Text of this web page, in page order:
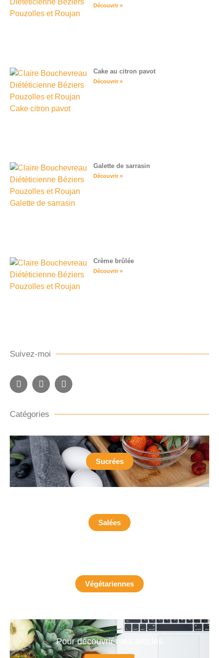
Découvrir »
Cake au citron pavot
Découvrir »
Galette de sarrasin
Découvrir »
Crème brûlée
Découvrir »
Suivez-moi
Catégories
Sucrées
Salées
Végétariennes
Pour découvrir mes articles